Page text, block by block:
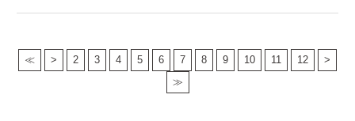
≪ > 2 3 4 5 6 7 8 9 10 11 12
>
≫